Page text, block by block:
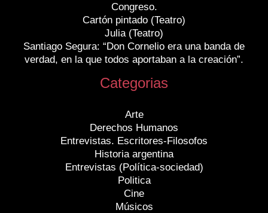
Congreso.
Cartón pintado (Teatro)
Julia (Teatro)
Santiago Segura: “Don Cornelio era una banda de
verdad, en la que todos aportaban a la creación”.
Categorias
Arte
Derechos Humanos
Entrevistas. Escritores-Filosofos
Historia argentina
Entrevistas (Política-sociedad)
Politica
Cine
Músicos